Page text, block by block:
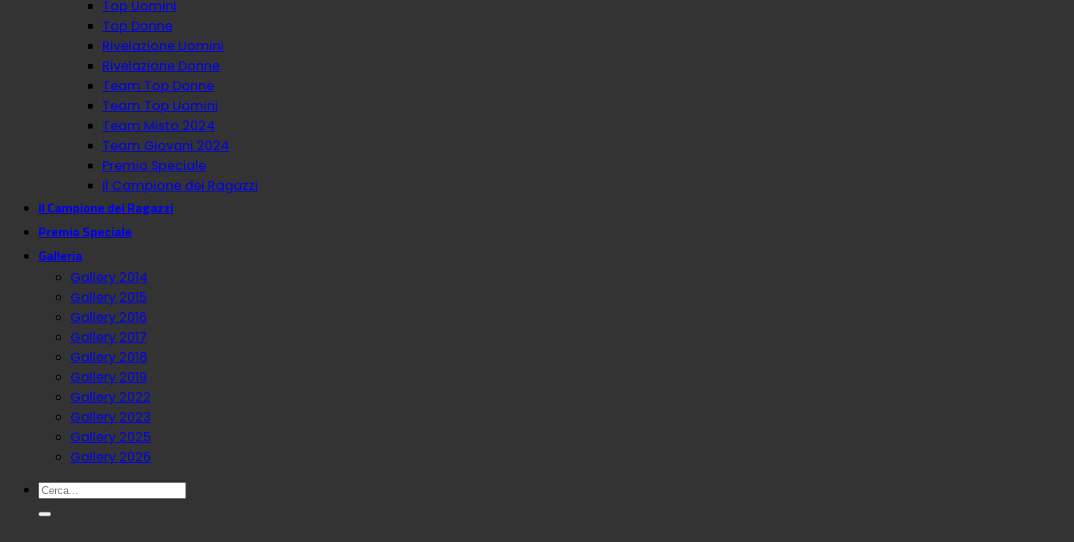
Top Uomini
Top Donne
Rivelazione Uomini
Rivelazione Donne
Team Top Donne
Team Top Uomini
Team Misto 2024
Team Giovani 2024
Premio Speciale
Il Campione dei Ragazzi
Il Campione dei Ragazzi
Premio Speciale
Galleria
Gallery 2014
Gallery 2015
Gallery 2016
Gallery 2017
Gallery 2018
Gallery 2019
Gallery 2022
Gallery 2023
Gallery 2025
Gallery 2026